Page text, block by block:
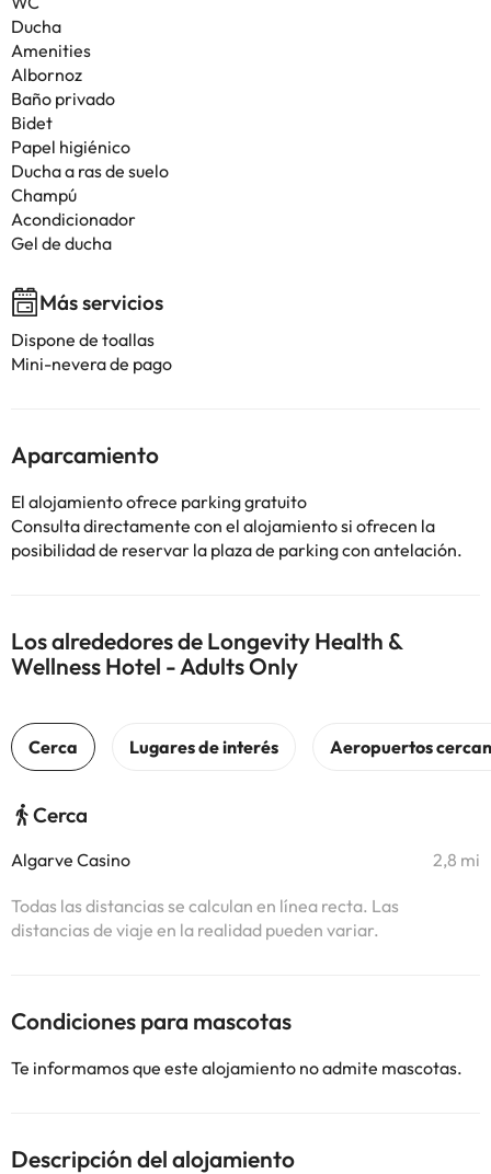
Ducha
Amenities
Albornoz
Baño privado
Bidet
Papel higiénico
Ducha a ras de suelo
Champú
Acondicionador
Gel de ducha
Más servicios
Dispone de toallas
Mini-nevera de pago
Aparcamiento
El alojamiento ofrece parking gratuito
Consulta directamente con el alojamiento si ofrecen la
posibilidad de reservar la plaza de parking con antelación.
Los alrededores de Longevity Health &
Wellness Hotel - Adults Only
Cerca
Algarve Casino 2,8 mi
Todas las distancias se calculan en línea recta. Las
distancias de viaje en la realidad pueden variar.
Condiciones para mascotas
Te informamos que este alojamiento no admite mascotas.
Descripción del alojamiento